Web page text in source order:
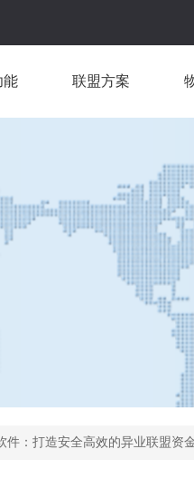
能 联盟方案
件：打造安全高效的异业联盟资